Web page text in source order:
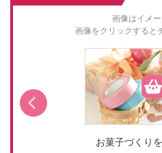
画像はイメー
画像をクリックすると
お菓子づくり